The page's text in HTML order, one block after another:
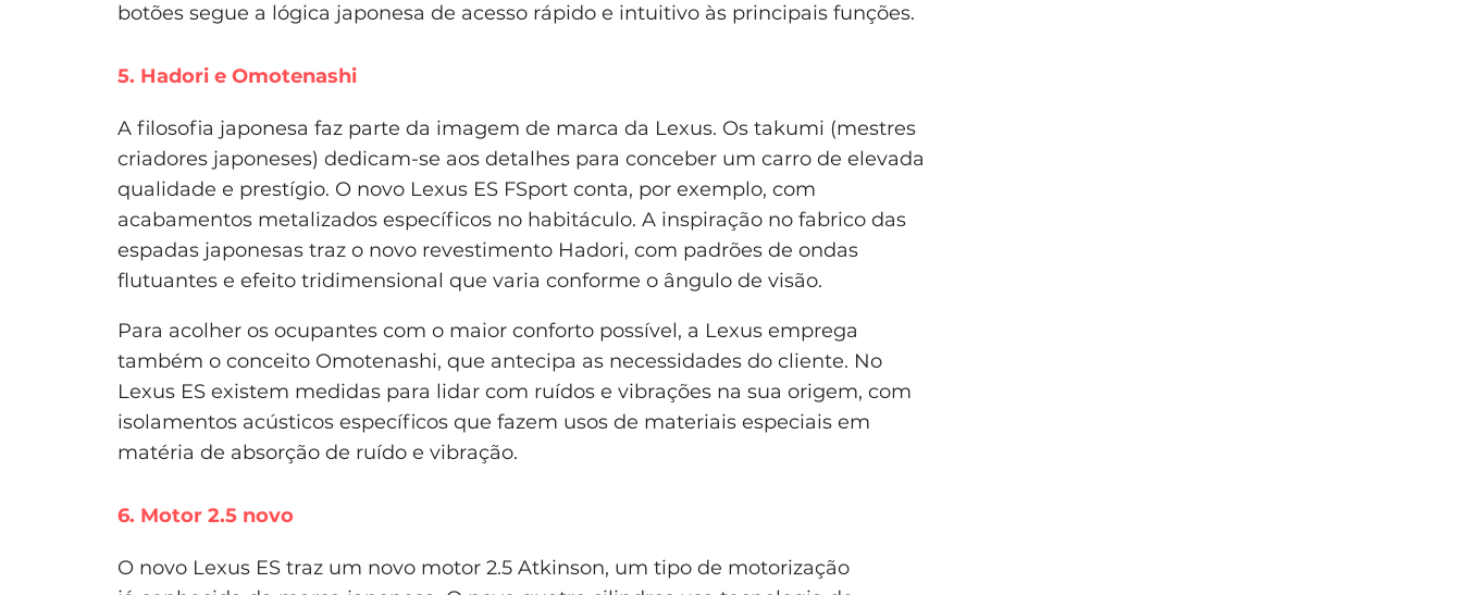
botões segue a lógica japonesa de acesso rápido e intuitivo às principais funções.
5. Hadori e Omotenashi
A filosofia japonesa faz parte da imagem de marca da Lexus. Os takumi (mestres
criadores japoneses) dedicam-se aos detalhes para conceber um carro de elevada
qualidade e prestígio. O novo Lexus ES FSport conta, por exemplo, com
acabamentos metalizados específicos no habitáculo. A inspiração no fabrico das
espadas japonesas traz o novo revestimento Hadori, com padrões de ondas
flutuantes e efeito tridimensional que varia conforme o ângulo de visão.
Para acolher os ocupantes com o maior conforto possível, a Lexus emprega
também o conceito Omotenashi, que antecipa as necessidades do cliente. No
Lexus ES existem medidas para lidar com ruídos e vibrações na sua origem, com
isolamentos acústicos específicos que fazem usos de materiais especiais em
matéria de absorção de ruído e vibração.
6. Motor 2.5 novo
O novo Lexus ES traz um novo motor 2.5 Atkinson, um tipo de motorização